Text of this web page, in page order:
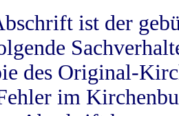
ist der
des Original-
im